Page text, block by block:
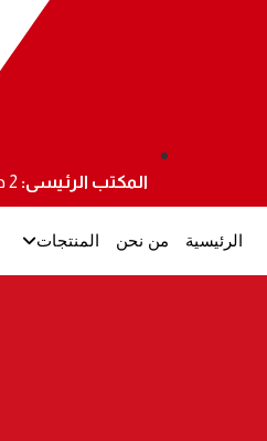
المكتب الرئيسى: 2 د شارع بهجت علي ، الزمالك ، القاهرة ، مصر
الرئيسية من نحن المنتجات